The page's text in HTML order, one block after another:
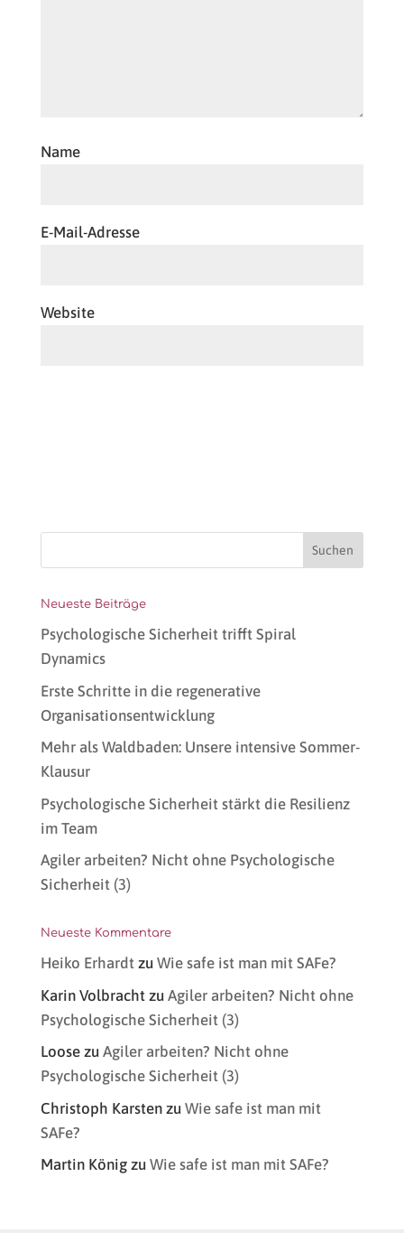
Name
E-Mail-Adresse
Website
Neueste Beiträge
Psychologische Sicherheit trifft Spiral
Dynamics
Erste Schritte in die regenerative
Organisationsentwicklung
Mehr als Waldbaden: Unsere intensive Sommer-
Klausur
Psychologische Sicherheit stärkt die Resilienz
im Team
Agiler arbeiten? Nicht ohne Psychologische
Sicherheit (3)
Neueste Kommentare
Heiko Erhardtzu Wie safe ist man mit SAFe?
Karin Volbrachtzu Agiler arbeiten? Nicht ohne
Psychologische Sicherheit (3)
Loosezu Agiler arbeiten? Nicht ohne
Psychologische Sicherheit (3)
Christoph Karstenzu Wie safe ist man mit
SAFe?
Martin Königzu Wie safe ist man mit SAFe?